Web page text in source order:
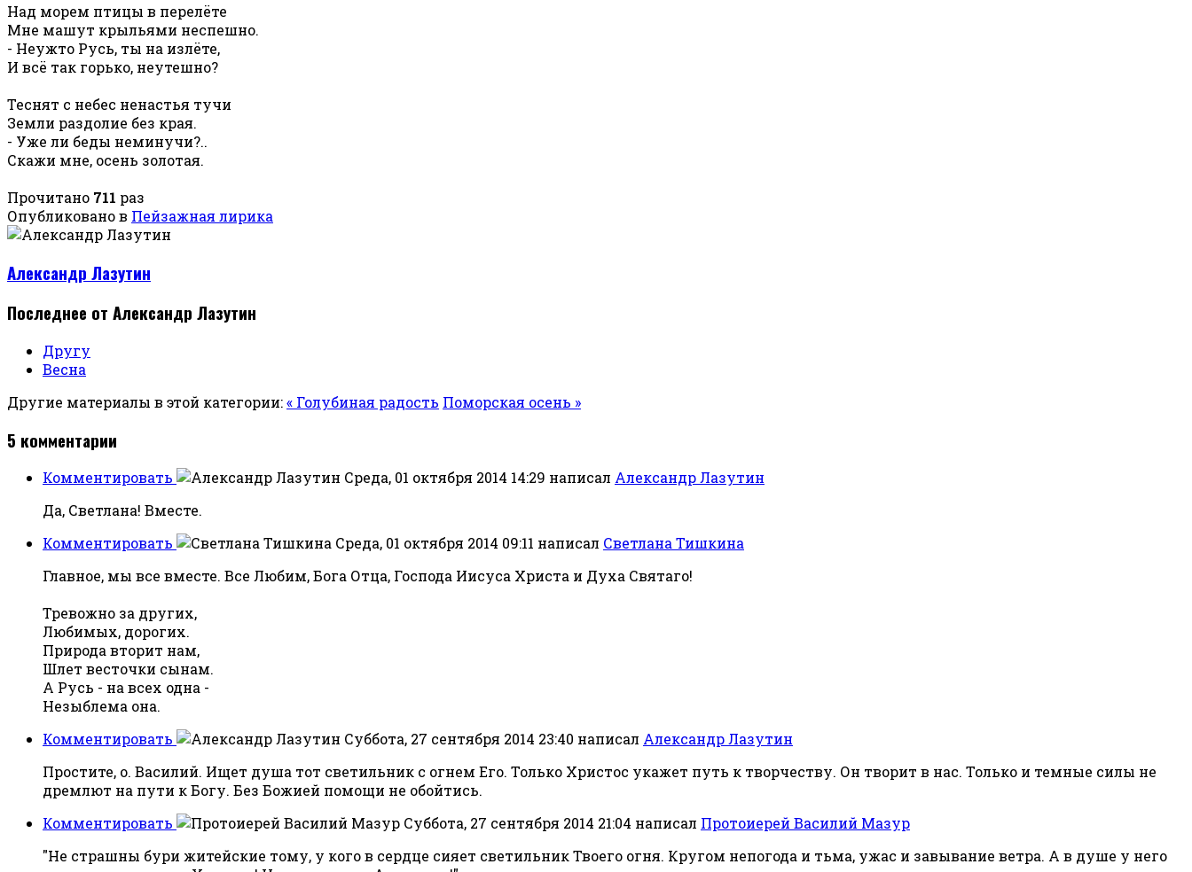
Над морем птицы в перелёте
Мне машут крыльями неспешно.
- Неужто Русь, ты на излёте,
И всё так горько, неутешно?
Теснят с небес ненастья тучи
Земли раздолие без края.
- Уже ли беды неминучи?..
Скажи мне, осень золотая.
Прочитано 711 раз
Опубликовано в Пейзажная лирика
Александр Лазутин
Последнее от Александр Лазутин
Другу
Весна
Другие материалы в этой категории:« Голубиная радость Поморская осень »
5 комментарии
Комментировать Среда, 01 октября 2014 14:29 написал Александр Лазутин
Да, Светлана! Вместе.
Комментировать
Среда, 01 октября 2014 09:11 написал Светлана Тишкина
Главное, мы все вместе. Все Любим, Бога Отца, Господа Иисуса Христа и Духа Святаго!
Тревожно за других,
Любимых, дорогих.
Природа вторит нам,
Шлет весточки сынам.
А Русь - на всех одна -
Незыблема она.
Комментировать
Суббота, 27 сентября 2014 23:40 написал Александр Лазутин
Простите, о. Василий. Ищет душа тот светильник с огнем Его. Только Христос укажет путь к творчеству. Он творит в нас. Только и темные силы не
дремлют на пути к Богу. Без Божией помощи не обойтись.
Комментировать
Суббота, 27 сентября 2014 21:04 написал Протоиерей Василий Мазур
"Не страшны бури житейские тому, у кого в сердце сияет светильник Твоего огня. Кругом непогода и тьма, ужас и завывание ветра. А в душе у него